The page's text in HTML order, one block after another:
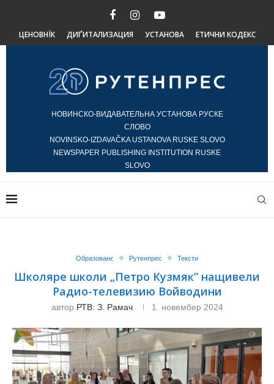
ЦЕНОВНЇК ДИҐИТАЛИЗАЦИЯ УСТАНОВА ЕТИЧНИ КОДЕКС
НОВИНСКО-ВИДАВАТЕЛЬНА УСТАНОВА РУСКЕ
СЛОВО
NOVINSKO-IZDAVAČKA USTANOVA RUSKE SLOVO
NEWSPAPER PUBLISHING INSTITUTION RUSKE
SLOVO
Образованє Рутенпрес Тексти
Школяре школи „Петро Кузмяк” нащивели
Радио-телевизию Войводини
автор РТВ: З. Рамач 1. новембер 2024